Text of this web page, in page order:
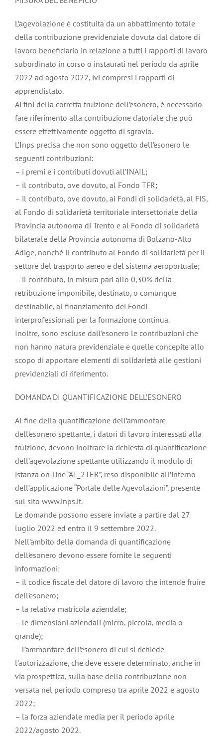
L’agevolazione è costituita da un abbattimento totale
della contribuzione previdenziale dovuta dal datore di
lavoro beneficiario in relazione a tutti i rapporti di lavoro
subordinato in corso o instaurati nel periodo da aprile
2022 ad agosto 2022, ivi compresi i rapporti di
apprendistato.
Ai fini della corretta fruizione dell’esonero, è necessario
fare riferimento alla contribuzione datoriale che può
essere effettivamente oggetto di sgravio.
L’Inps precisa che non sono oggetto dell’esonero le
seguenti contribuzioni:
– i premi e i contributi dovuti all’INAIL;
– il contributo, ove dovuto, al Fondo TFR;
– il contributo, ove dovuto, ai Fondi di solidarietà, al FIS,
al Fondo di solidarietà territoriale intersettoriale della
Provincia autonoma di Trento e al Fondo di solidarietà
bilaterale della Provincia autonoma di Bolzano-Alto
Adige, nonché il contributo al Fondo di solidarietà per il
settore del trasporto aereo e del sistema aeroportuale;
– il contributo, in misura pari allo 0,30% della
retribuzione imponibile, destinato, o comunque
destinabile, al finanziamento dei Fondi
interprofessionali per la formazione continua.
Inoltre, sono escluse dall’esonero le contribuzioni che
non hanno natura previdenziale e quelle concepite allo
scopo di apportare elementi di solidarietà alle gestioni
previdenziali di riferimento.
DOMANDA DI QUANTIFICAZIONE DELL’ESONERO
Al fine della quantificazione dell’ammontare
dell’esonero spettante, i datori di lavoro interessati alla
fruizione, devono inoltrare la richiesta di quantificazione
dell’agevolazione spettante utilizzando il modulo di
istanza on-line “AT_2TER”, reso disponibile all’interno
dell’applicazione “Portale delle Agevolazioni”, presente
sul sito www.inps.it.
Le domande possono essere inviate a partire dal 27
luglio 2022 ed entro il 9 settembre 2022.
Nell’ambito della domanda di quantificazione
dell’esonero devono essere fornite le seguenti
informazioni:
– il codice fiscale del datore di lavoro che intende fruire
dell’esonero;
– la relativa matricola aziendale;
– le dimensioni aziendali (micro, piccola, media o
grande);
– l’ammontare dell’esonero di cui si richiede
l’autorizzazione, che deve essere determinato, anche in
via prospettica, sulla base della contribuzione non
versata nel periodo compreso tra aprile 2022 e agosto
2022;
– la forza aziendale media per il periodo aprile
2022/agosto 2022.